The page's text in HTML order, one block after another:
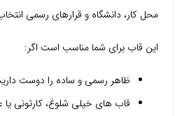
محل کار، دانشگاه و قرارهای رسمی
این قاب برای شما مناسب است اگر:
ظاهر رسمی و ساده را دوست
قاب های خیلی شلوغ، کارتونی